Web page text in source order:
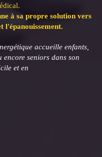
à sa propre solution vers
l'épanouissement.
accueille enfants,
encore seniors dans son
et en